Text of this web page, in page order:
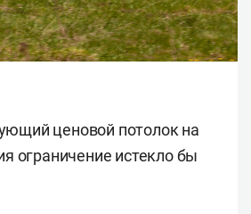
ценовой потолок на
ограничение истекло бы